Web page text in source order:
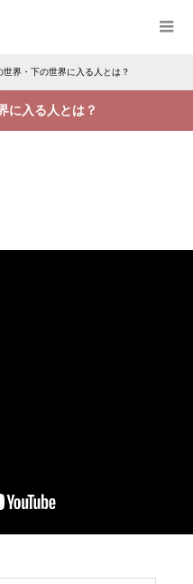
世界・下の世界に入る人とは？
に入る人とは？